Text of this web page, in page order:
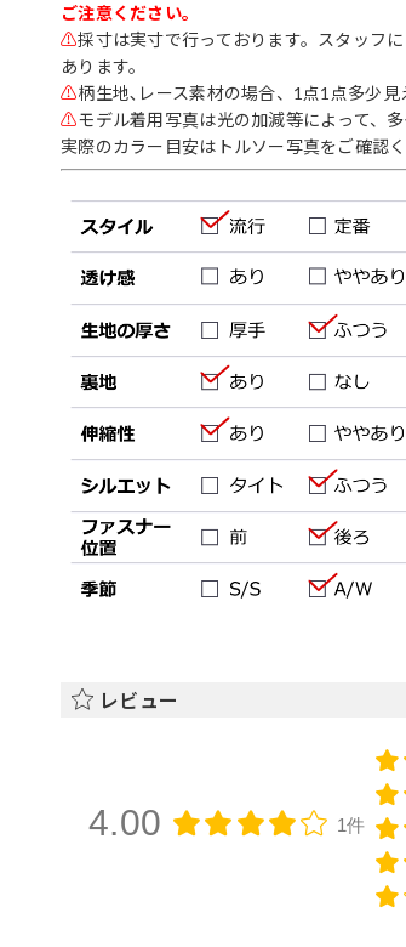
ご注意ください。
⚠採寸は実寸で行っております。スタッフ
あります。
⚠柄生地､レース素材の場合、1点1点多少見
⚠モデル着用写真は光の加減等によって、
実際のカラー目安はトルソー写真をご確認く
レビュー
4.00 1件